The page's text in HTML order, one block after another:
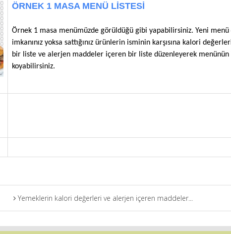
ÖRNEK 1 MASA MENÜ LİSTESİ
Örnek 1 masa menümüzde görüldüğü gibi yapabilirsiniz. Yeni menü
imkanınız yoksa sattığınız ürünlerin isminin karşısına kalori
bir liste ve alerjen maddeler içeren bir liste düzenleyerek menünün
koyabilirsiniz.
Yemeklerin kalori değerleri ve alerjen içeren maddeler...